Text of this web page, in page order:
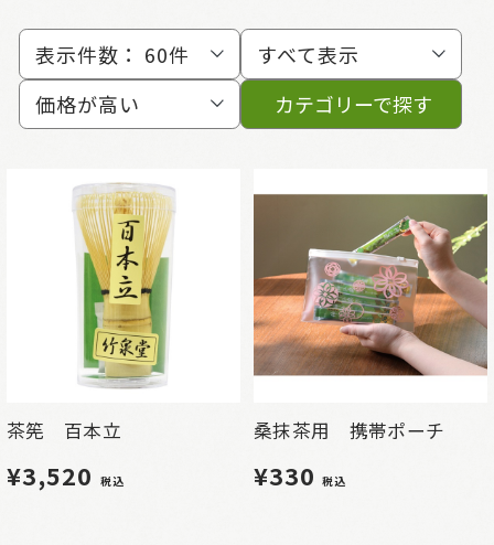
表示件数： 60件
すべて表示
価格が高い
カテゴリーで探す
茶筅 百本立
¥3,520 税込
桑抹茶用 携帯ポーチ
¥330税込